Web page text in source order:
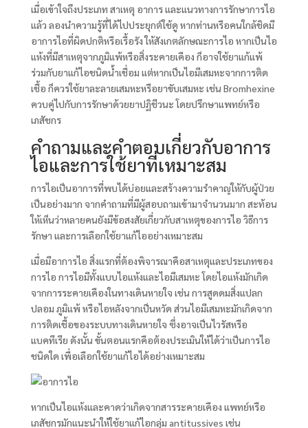
เมื่อเข้าใจถึงประเภท สาเหตุ อาการ และแนวทางการรักษาการไอ
แล้ว ลองนำความรู้ที่ได้ไปประยุกต์ใช้ดู หากท่านหรือคนใกล้ชิดมี
อาการไอที่ผิดปกติหรือเรื้อรัง ให้สังเกตลักษณะการไอ หากเป็นไอ
แห้งที่มีสาเหตุจากภูมิแพ้หรือสิ่งระคายเคือง ก็อาจใช้ยาแก้แพ้
ร่วมกับยาแก้ไอชนิดน้ำเชื่อม แต่หากเป็นไอมีเสมหะจากการติด
เชื้อ ก็ควรใช้ยาละลายเสมหะหรือยาขับเสมหะ เช่น Bromhexine
ควบคู่ไปกับการรักษาด้วยยาปฏิชีวนะ โดยปรึกษาแพทย์หรือ
เภสัชกร
คำถามและคำตอบเกี่ยวกับอาการ
ไอและการใช้ยาที่เหมาะสม
การไอเป็นอาการที่พบได้บ่อยและสร้างความรำคาญให้กับผู้ป่วย
เป็นอย่างมาก จากคำถามที่มีผู้สอบถามเข้ามาจำนวนมาก สะท้อน
ให้เห็นว่าหลายคนยังมีข้อสงสัยเกี่ยวกับสาเหตุของการไอ วิธีการ
รักษา และการเลือกใช้ยาแก้ไออย่างเหมาะสม
เมื่อมีอาการไอ สิ่งแรกที่ต้องพิจารณาคือสาเหตุและประเภทของ
การไอ การไอมีทั้งแบบไอแห้งและไอมีเสมหะ โดยไอแห้งมักเกิด
จากการระคายเคืองในทางเดินหายใจ เช่น การสูดดมสิ่งแปลก
ปลอม ภูมิแพ้ หรือไอหลังจากเป็นหวัด ส่วนไอมีเสมหะมักเกิดจาก
การติดเชื้อของระบบทางเดินหายใจ ซึ่งอาจเป็นไวรัสหรือ
แบคทีเรีย ดังนั้น ขั้นตอนแรกคือต้องประเมินให้ได้ว่าเป็นการไอ
ชนิดใด เพื่อเลือกใช้ยาแก้ไอได้อย่างเหมาะสม
หากเป็นไอแห้งและคาดว่าเกิดจากสารระคายเคือง แพทย์หรือ
เภสัชกรมักแนะนำให้ใช้ยาแก้ไอกลุ่ม antitussives เช่น